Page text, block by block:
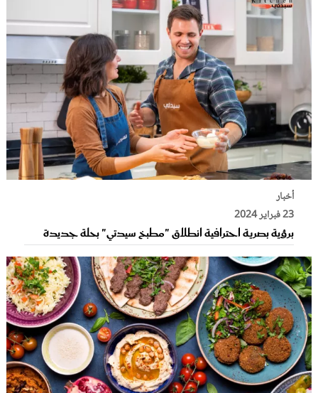
أخبار
23 فبراير 2024
برؤية بصرية احترافية انطلاق "مطبخ سيدتي" بحلة جديدة